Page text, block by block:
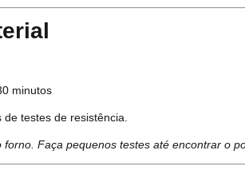
minutos
de testes de resistência.
Faça pequenos testes até encontrar o